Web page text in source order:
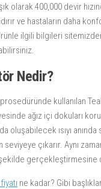
olarak 400,000 devir
ve hastaların daha
ilgili bilgileri
Nedir?
kullanılan
ağız içi dokuları
oluşabilecek ısıyı
seviyeye çıkarır. Aynı
gerçekleştirmesine
ne kadar? Gibi